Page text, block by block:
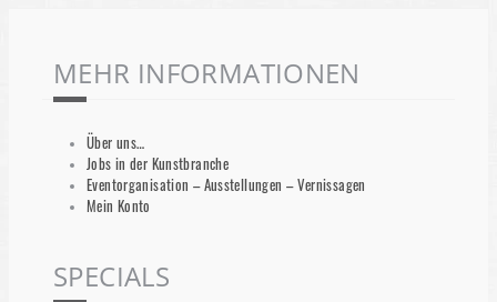
MEHR INFORMATIONEN
Über uns…
Jobs in der Kunstbranche
Eventorganisation – Ausstellungen – Vernissagen
Mein Konto
SPECIALS